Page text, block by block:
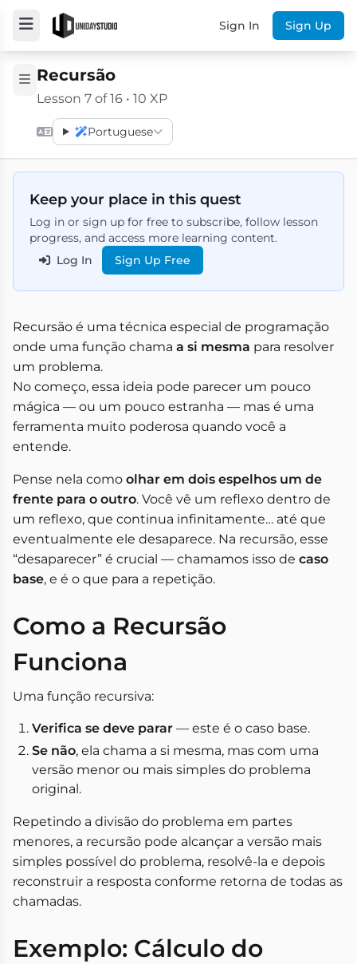
Sign In Sign Up
Recursão
Lesson 7 of 16 • 10 XP
Portuguese
Keep your place in this quest
Log in or sign up for free to subscribe, follow lesson
progress, and access more learning content.
Log In
Sign Up Free
Recursão é uma técnica especial de programação
onde uma função chama a si mesma para resolver
um problema.
No começo, essa ideia pode parecer um pouco
mágica — ou um pouco estranha — mas é uma
ferramenta muito poderosa quando você a
entende.
Pense nela como olhar em dois espelhos um de
frente para o outro. Você vê um reflexo dentro de
um reflexo, que continua infinitamente… até que
eventualmente ele desaparece. Na recursão, esse
“desaparecer” é crucial — chamamos isso de caso
base, e é o que para a repetição.
Como a Recursão
Funciona
Uma função recursiva:
Verifica se deve parar — este é o caso base.
Se não, ela chama a si mesma, mas com uma
versão menor ou mais simples do problema
original.
Repetindo a divisão do problema em partes
menores, a recursão pode alcançar a versão mais
simples possível do problema, resolvê-la e depois
reconstruir a resposta conforme retorna de todas as
chamadas.
Exemplo: Cálculo do